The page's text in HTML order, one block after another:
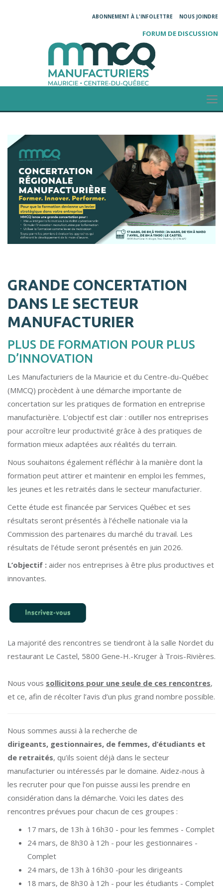
ABONNEMENT À L'INFOLETTRE NOUS JOINDRE
FORUM DE DISCUSSION
GRANDE CONCERTATION
DANS LE SECTEUR
MANUFACTURIER
PLUS DE FORMATION POUR PLUS
D’INNOVATION
Les Manufacturiers de la Mauricie et du Centre-du-Québec
(MMCQ) procèdent à une démarche importante de
concertation sur les pratiques de formation en entreprise
manufacturière. L’objectif est clair : outiller nos entreprises
pour accroître leur productivité grâce à des pratiques de
formation mieux adaptées aux réalités du terrain.
Nous souhaitons également réfléchir à la manière dont la
formation peut attirer et maintenir en emploi les femmes,
les jeunes et les retraités dans le secteur manufacturier.
Cette étude est financée par Services Québec et ses
résultats seront présentés à l’échelle nationale via la
Commission des partenaires du marché du travail. Les
résultats de l’étude seront présentés en juin 2026.
L’objectif : aider nos entreprises à être plus productives et
innovantes.
La majorité des rencontres se tiendront à la salle Nordet du
restaurant Le Castel, 5800 Gene-H.-Kruger à Trois-Rivières.
Nous vous sollicitons pour une seule de ces rencontres,
et ce, afin de récolter l’avis d’un plus grand nombre possible.
Nous sommes aussi à la recherche de
dirigeants, gestionnaires, de femmes, d’étudiants et
de retraités, qu’ils soient déjà dans le secteur
manufacturier ou intéressés par le domaine. Aidez-nous à
les recruter pour que l’on puisse aussi les prendre en
considération dans la démarche. Voici les dates des
rencontres prévues pour chacun de ces groupes :
17 mars, de 13h à 16h30 - pour les femmes - Complet
24 mars, de 8h30 à 12h - pour les gestionnaires -
Complet
24 mars, de 13h à 16h30 -pour les dirigeants
18 mars, de 8h30 à 12h - pour les étudiants - Complet